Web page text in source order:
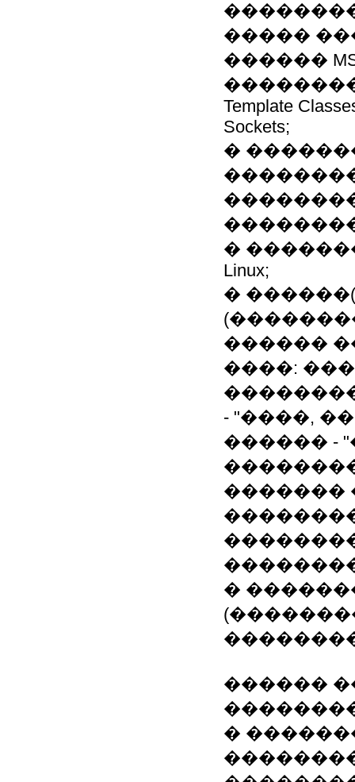
�����
������ MS
Template
Sockets;
�
�
Linux;
�
������
����:
- "����,
������ -
�������
�
������
�